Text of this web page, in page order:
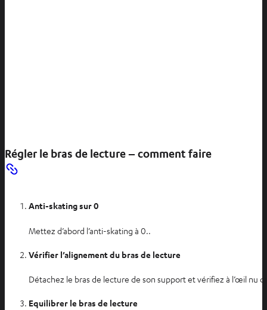
Régler le bras de lecture – comment faire
Anti-skating sur 0
Mettez d’abord l’anti-skating à 0..
Vérifier l’alignement du bras de lecture
Détachez le bras de lecture de son support et vérifiez à l’œil nu
Equilibrer le bras de lecture